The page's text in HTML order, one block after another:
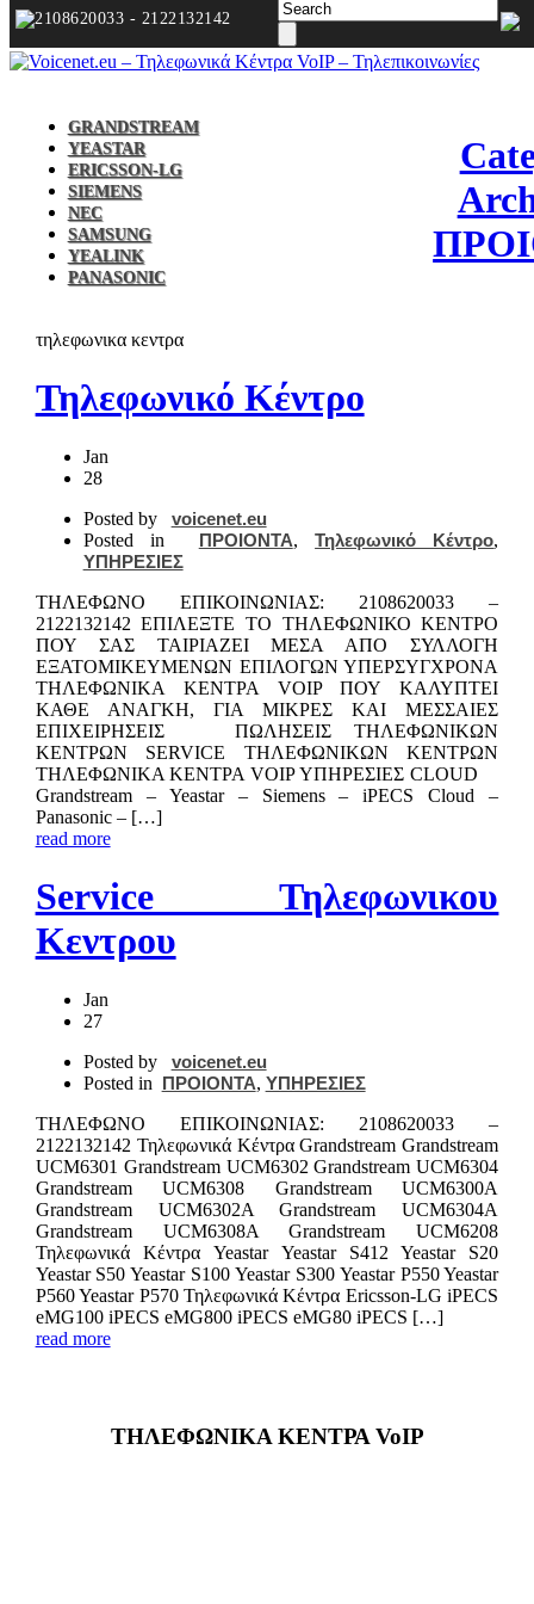
2108620033 - 2122132142
GRANDSTREAM
YEASTAR
ERICSSON-LG
SIEMENS
NEC
SAMSUNG
YEALINK
PANASONIC
τηλεφωνικα κεντρα
Τηλεφωνικό Kέντρο
Jan
28
Posted by
voicenet.eu
Posted in
ΠΡΟΙΟΝΤΑ,Τηλεφωνικό Κέντρο,
ΥΠΗΡΕΣΙΕΣ
ΤΗΛΕΦΩΝΟ ΕΠΙΚΟIΝΩΝΙΑΣ: 2108620033 –
2122132142 ΕΠΙΛΕΞΤΕ ΤΟ ΤΗΛΕΦΩΝΙΚΟ ΚΕΝΤΡΟ
ΠΟΥ ΣΑΣ ΤΑΙΡΙΑΖΕΙ ΜΕΣΑ ΑΠΟ ΣΥΛΛΟΓΗ
ΕΞΑΤΟΜΙΚΕΥΜΕΝΩΝ ΕΠΙΛΟΓΩΝ ΥΠΕΡΣΥΓΧΡΟΝΑ
ΤΗΛΕΦΩΝΙΚΑ ΚΕΝΤΡΑ VOIP ΠΟΥ ΚΑΛΥΠΤΕΙ
ΚΑΘΕ ΑΝΑΓΚΗ, ΓΙΑ ΜΙΚΡΕΣ ΚΑΙ ΜΕΣΣΑΙΕΣ
ΕΠΙΧΕΙΡΗΣΕΙΣ ΠΩΛΗΣΕΙΣ ΤΗΛΕΦΩΝΙΚΩΝ
ΚΕΝΤΡΩΝ SERVICE ΤΗΛΕΦΩΝΙΚΩΝ ΚΕΝΤΡΩΝ
ΤΗΛΕΦΩΝΙΚΑ ΚΕΝΤΡΑ VOIP ΥΠΗΡΕΣΙΕΣ CLOUD
Grandstream – Yeastar – Siemens – iPECS Cloud –
Panasonic – […]
read more
Service Τηλεφωνικου
Κεντρου
Jan
27
Posted by
voicenet.eu
Posted in ΠΡΟΙΟΝΤΑ, ΥΠΗΡΕΣΙΕΣ
ΤΗΛΕΦΩΝΟ ΕΠΙΚΟIΝΩΝΙΑΣ: 2108620033 –
2122132142 Τηλεφωνικά Κέντρα Grandstream Grandstream
UCM6301 Grandstream UCM6302 Grandstream UCM6304
Grandstream UCM6308 Grandstream UCM6300A
Grandstream UCM6302A Grandstream UCM6304A
Grandstream UCM6308A Grandstream UCM6208
Τηλεφωνικά Κέντρα Yeastar Yeastar S412 Yeastar S20
Yeastar S50 Yeastar S100 Yeastar S300 Yeastar P550 Yeastar
P560 Yeastar P570 Τηλεφωνικά Κέντρα Ericsson-LG iPECS
eMG100 iPECS eMG800 iPECS eMG80 iPECS […]
read more
ΤΗΛΕΦΩΝΙΚΑ ΚΕΝΤΡΑ VoIP